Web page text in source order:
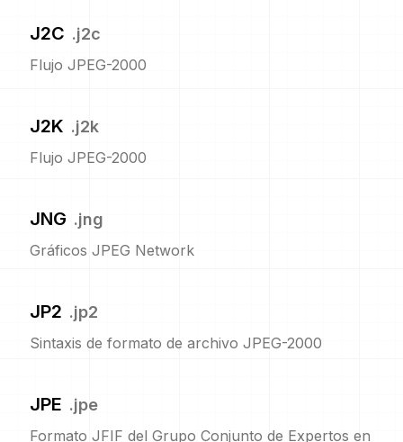
J2C .j2c
Flujo JPEG-2000
J2K .j2k
Flujo JPEG-2000
JNG .jng
Gráficos JPEG Network
JP2 .jp2
Sintaxis de formato de archivo JPEG-2000
JPE .jpe
Formato JFIF del Grupo Conjunto de Expertos en